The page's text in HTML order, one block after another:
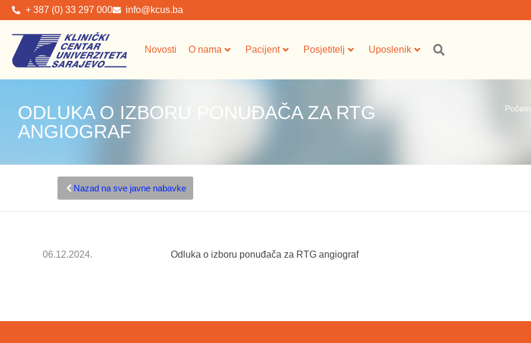
+ 387 (0) 33 297 000 info@kcus.ba
Novosti O nama Pacijent Posjetitelj Uposlenik
ODLUKA O IZBORU PONUĐAČA ZA RTG
ANGIOGRAF
Nazad na sve javne nabavke
06.12.2024. Odluka o izboru ponuđača za RTG angiograf